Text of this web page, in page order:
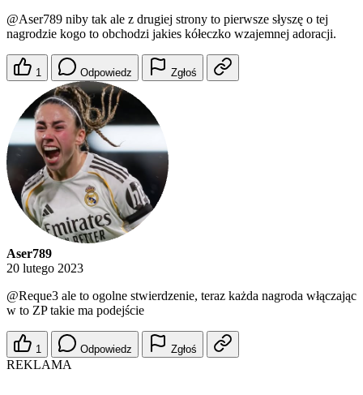
@Aser789 niby tak ale z drugiej strony to pierwsze słyszę o tej
nagrodzie kogo to obchodzi jakies kółeczko wzajemnej adoracji.
1 Odpowiedz Zgłoś
Aser789
20 lutego 2023
@Reque3 ale to ogolne stwierdzenie, teraz każda nagroda włączając
w to ZP takie ma podejście
1 Odpowiedz Zgłoś
REKLAMA